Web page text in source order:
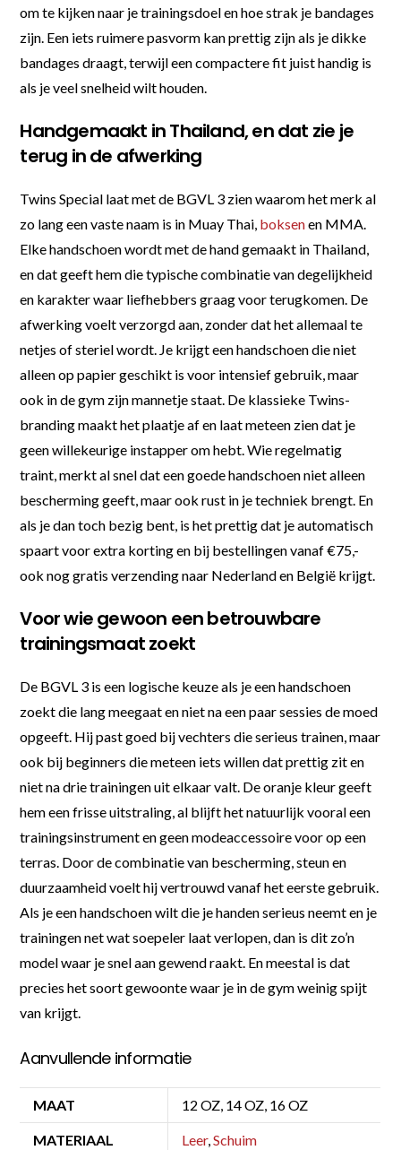
om te kijken naar je trainingsdoel en hoe strak je bandages
zijn. Een iets ruimere pasvorm kan prettig zijn als je dikke
bandages draagt, terwijl een compactere fit juist handig is
als je veel snelheid wilt houden.
Handgemaakt in Thailand, en dat zie je
terug in de afwerking
Twins Special laat met de BGVL 3 zien waarom het merk al
zo lang een vaste naam is in Muay Thai, boksenen MMA.
Elke handschoen wordt met de hand gemaakt in Thailand,
en dat geeft hem die typische combinatie van degelijkheid
en karakter waar liefhebbers graag voor terugkomen. De
afwerking voelt verzorgd aan, zonder dat het allemaal te
netjes of steriel wordt. Je krijgt een handschoen die niet
alleen op papier geschikt is voor intensief gebruik, maar
ook in de gym zijn mannetje staat. De klassieke Twins-
branding maakt het plaatje af en laat meteen zien dat je
geen willekeurige instapper om hebt. Wie regelmatig
traint, merkt al snel dat een goede handschoen niet alleen
bescherming geeft, maar ook rust in je techniek brengt. En
als je dan toch bezig bent, is het prettig dat je automatisch
spaart voor extra korting en bij bestellingen vanaf €75,-
ook nog gratis verzending naar Nederland en België krijgt.
Voor wie gewoon een betrouwbare
trainingsmaat zoekt
De BGVL 3 is een logische keuze als je een handschoen
zoekt die lang meegaat en niet na een paar sessies de moed
opgeeft. Hij past goed bij vechters die serieus trainen, maar
ook bij beginners die meteen iets willen dat prettig zit en
niet na drie trainingen uit elkaar valt. De oranje kleur geeft
hem een frisse uitstraling, al blijft het natuurlijk vooral een
trainingsinstrument en geen modeaccessoire voor op een
terras. Door de combinatie van bescherming, steun en
duurzaamheid voelt hij vertrouwd vanaf het eerste gebruik.
Als je een handschoen wilt die je handen serieus neemt en je
trainingen net wat soepeler laat verlopen, dan is dit zo’n
model waar je snel aan gewend raakt. En meestal is dat
precies het soort gewoonte waar je in de gym weinig spijt
van krijgt.
Aanvullende informatie
MAAT 12 OZ, 14 OZ, 16 OZ
MATERIAAL Leer,Schuim